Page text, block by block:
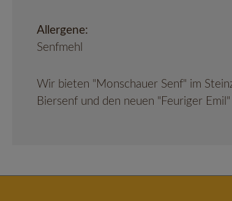
Allergene:
Senfmehl
Wir bieten "Monschauer Senf" im
Biersenf und den neuen "Feuriger